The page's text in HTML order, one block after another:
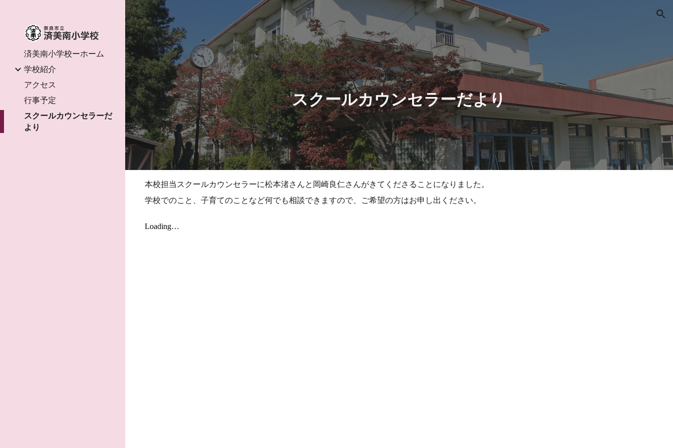
Skip to main content Skip to navigation
済美南小学校ーホーム
学校紹介
アクセス
行事予定
スクールカウンセラーだ
より
スクールカウンセラーだより
本校担当スクールカウンセラーに松本渚さんと岡崎良仁さんがきてくださることになりました。
学校でのこと、子育てのことなど何でも相談できますので、ご希望の方はお申し出ください。